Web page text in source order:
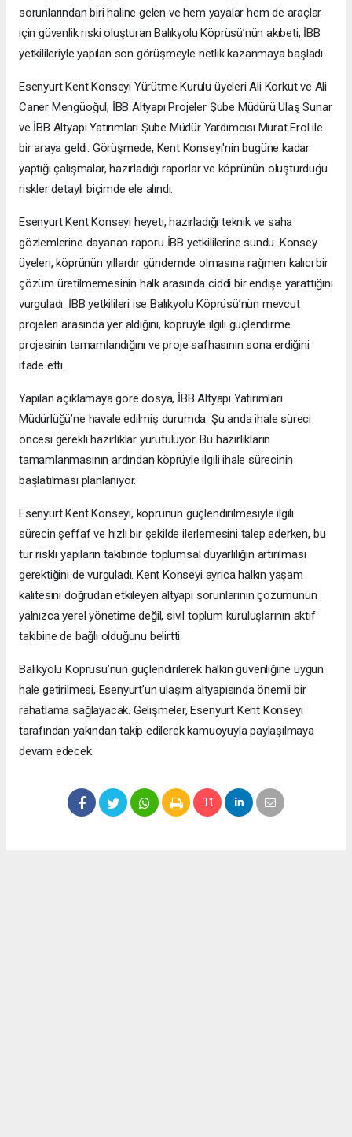
sorunlarından biri haline gelen ve hem yayalar hem de araçlar
için güvenlik riski oluşturan Balıkyolu Köprüsü’nün akıbeti, İBB
yetkilileriyle yapılan son görüşmeyle netlik kazanmaya başladı.
Esenyurt Kent Konseyi Yürütme Kurulu üyeleri Ali Korkut ve Ali
Caner Mengüoğul, İBB Altyapı Projeler Şube Müdürü Ulaş Sunar
ve İBB Altyapı Yatırımları Şube Müdür Yardımcısı Murat Erol ile
bir araya geldi. Görüşmede, Kent Konseyi'nin bugüne kadar
yaptığı çalışmalar, hazırladığı raporlar ve köprünün oluşturduğu
riskler detaylı biçimde ele alındı.
Esenyurt Kent Konseyi heyeti, hazırladığı teknik ve saha
gözlemlerine dayanan raporu İBB yetkililerine sundu. Konsey
üyeleri, köprünün yıllardır gündemde olmasına rağmen kalıcı bir
çözüm üretilmemesinin halk arasında ciddi bir endişe yarattığını
vurguladı. İBB yetkilileri ise Balıkyolu Köprüsü’nün mevcut
projeleri arasında yer aldığını, köprüyle ilgili güçlendirme
projesinin tamamlandığını ve proje safhasının sona erdiğini
ifade etti.
Yapılan açıklamaya göre dosya, İBB Altyapı Yatırımları
Müdürlüğü’ne havale edilmiş durumda. Şu anda ihale süreci
öncesi gerekli hazırlıklar yürütülüyor. Bu hazırlıkların
tamamlanmasının ardından köprüyle ilgili ihale sürecinin
başlatılması planlanıyor.
Esenyurt Kent Konseyi, köprünün güçlendirilmesiyle ilgili
sürecin şeffaf ve hızlı bir şekilde ilerlemesini talep ederken, bu
tür riskli yapıların takibinde toplumsal duyarlılığın artırılması
gerektiğini de vurguladı. Kent Konseyi ayrıca halkın yaşam
kalitesini doğrudan etkileyen altyapı sorunlarının çözümünün
yalnızca yerel yönetime değil, sivil toplum kuruluşlarının aktif
takibine de bağlı olduğunu belirtti.
Balıkyolu Köprüsü’nün güçlendirilerek halkın güvenliğine uygun
hale getirilmesi, Esenyurt’un ulaşım altyapısında önemli bir
rahatlama sağlayacak. Gelişmeler, Esenyurt Kent Konseyi
tarafından yakından takip edilerek kamuoyuyla paylaşılmaya
devam edecek.